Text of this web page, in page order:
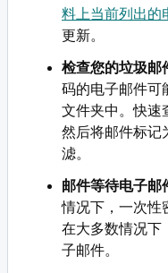
料上当前列出的
更新。
检查您的垃圾邮
码的电子邮件可
文件夹中。快速
然后将邮件标记
滤。
邮件等待电子邮
情况下，一次性
在大多数情况下
子邮件。